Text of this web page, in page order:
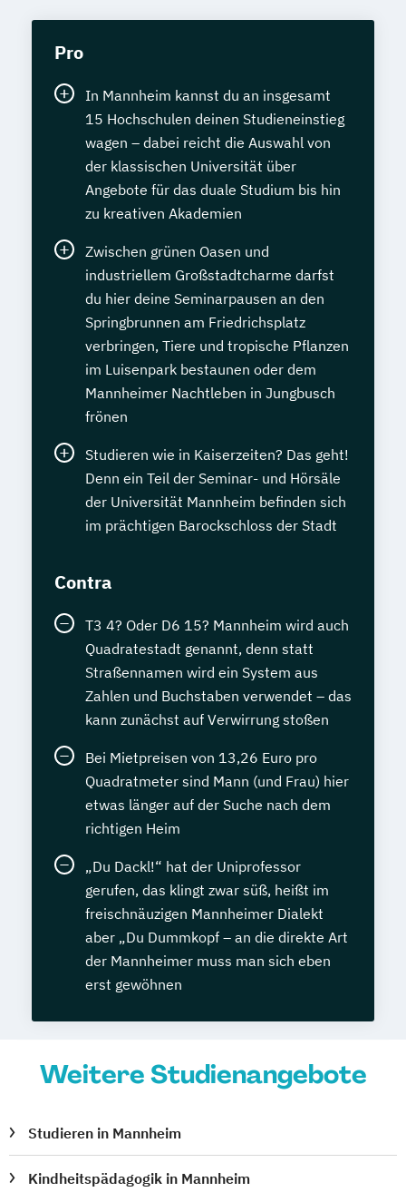
Wirtschaftsingenieurwesen
Pro
In Mannheim kannst du an insgesamt
15 Hochschulen deinen Studieneinstieg
wagen – dabei reicht die Auswahl von
der klassischen Universität über
Angebote für das duale Studium bis hin
zu kreativen Akademien
Zwischen grünen Oasen und
industriellem Großstadtcharme darfst
du hier deine Seminarpausen an den
Springbrunnen am Friedrichsplatz
verbringen, Tiere und tropische Pflanzen
im Luisenpark bestaunen oder dem
Mannheimer Nachtleben in Jungbusch
frönen
Studieren wie in Kaiserzeiten? Das geht!
Denn ein Teil der Seminar- und Hörsäle
der Universität Mannheim befinden sich
im prächtigen Barockschloss der Stadt
Contra
T3 4? Oder D6 15? Mannheim wird auch
Quadratestadt genannt, denn statt
Straßennamen wird ein System aus
Zahlen und Buchstaben verwendet – das
kann zunächst auf Verwirrung stoßen
Bei Mietpreisen von 13,26 Euro pro
Quadratmeter sind Mann (und Frau) hier
etwas länger auf der Suche nach dem
richtigen Heim
„Du Dackl!“ hat der Uniprofessor
gerufen, das klingt zwar süß, heißt im
freischnäuzigen Mannheimer Dialekt
aber „Du Dummkopf – an die direkte Art
der Mannheimer muss man sich eben
erst gewöhnen
Weitere Studienangebote
Studieren in Mannheim
Kindheitspädagogik in Mannheim